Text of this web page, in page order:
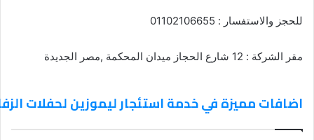
للحجز والاستفسار : 01102106655
مقر الشركة : 12 شارع الحجاز ميدان المحكمة ,مصر الجديدة
اضافات مميزة في خدمة استئجار ليموزين لحفلات